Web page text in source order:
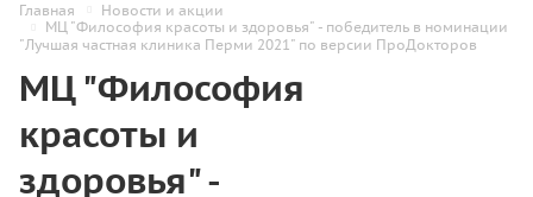
Главная
Новости и акции
МЦ "Философия красоты и здоровья" - победитель в номинации
"Лучшая частная клиника Перми 2021" по версии ПроДокторов
МЦ "Философия
красоты и
здоровья" -